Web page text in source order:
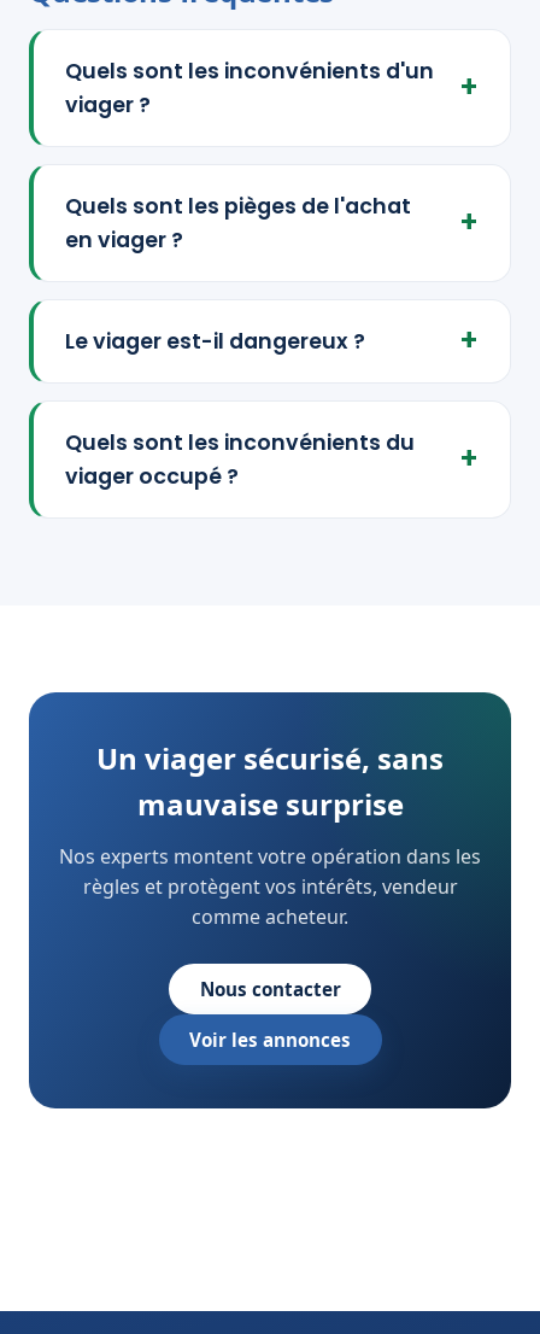
Quels sont les inconvénients d'un
viager ?
Quels sont les pièges de l'achat
en viager ?
Le viager est-il dangereux ?
Quels sont les inconvénients du
viager occupé ?
Un viager sécurisé, sans
mauvaise surprise
Nos experts montent votre opération dans les
règles et protègent vos intérêts, vendeur
comme acheteur.
Nous contacter
Voir les annonces